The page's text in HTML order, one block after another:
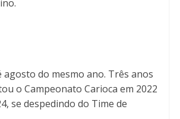
do mesmo ano. Três anos
o Campeonato Carioca em 2022
se despedindo do Time de